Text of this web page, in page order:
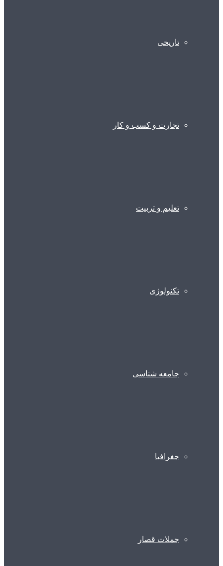
تاریخی
تجارت و کسب و کار
تعلیم و تربیت
تکنولوژی
جامعه شناسی
جغرافیا
جملات قصار